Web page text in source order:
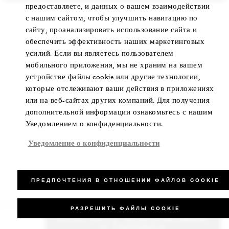
ПОЛУЧИТЬ ИНФОРМАЦИЮ
предоставляете, и данных о вашем взаимодействии
с нашим сайтом, чтобы улучшить навигацию по
сайту, проанализировать использование сайта и
обеспечить эффективность наших маркетинговых
усилий. Если вы являетесь пользователем
мобильного приложения, мы не храним на вашем
устройстве файлы cookie или другие технологии,
которые отслеживают ваши действия в приложениях
или на веб-сайтах других компаний. Для получения
дополнительной информации ознакомьтесь с нашим
Уведомлением о конфиденциальности.
Уведомление о конфиденциальности
ПРЕДПОЧТЕНИЯ В ОТНОШЕНИИ ФАЙЛОВ COOKIE
РАЗРЕШИТЬ ФАЙЛЫ COOKIE